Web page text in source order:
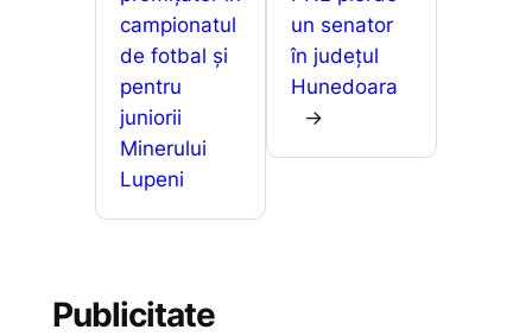
k
er
ă
campionatul
de fotbal și
pentru
juniorii
Minerului
Lupeni
un senator
în județul
Hunedoara
→
Publicitate